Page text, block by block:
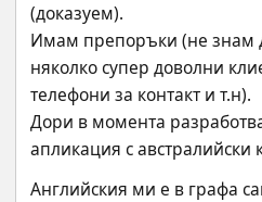
(доказуем).
Имам препоръки (не знам
няколко супер доволни
телефони за контакт и т.н).
Дори в момента
апликация с австралийски
Английския ми е в графа